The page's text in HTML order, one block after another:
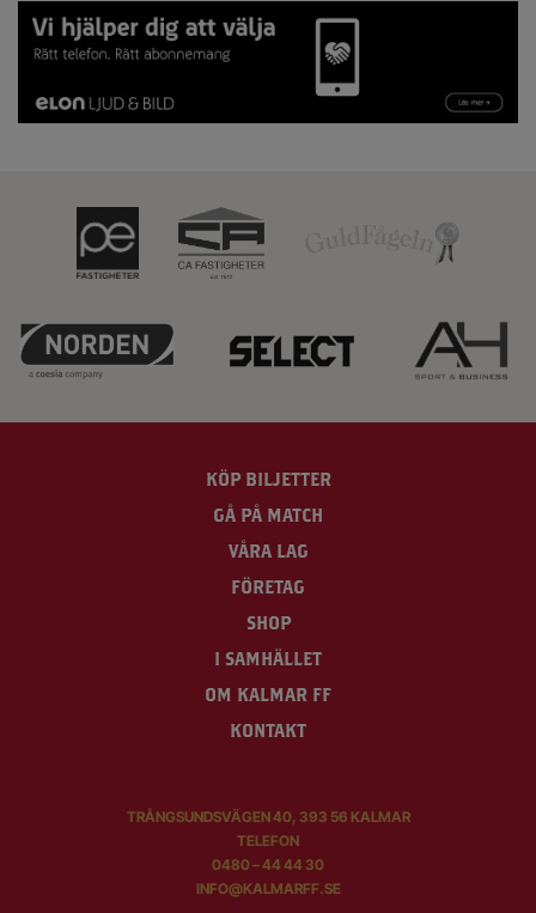
KÖP BILJETTER
GÅ PÅ MATCH
VÅRA LAG
FÖRETAG
SHOP
I SAMHÄLLET
OM KALMAR FF
KONTAKT
TRÅNGSUNDSVÄGEN 40, 393 56 KALMAR
TELEFON
0480 – 44 44 30
INFO@KALMARFF.SE